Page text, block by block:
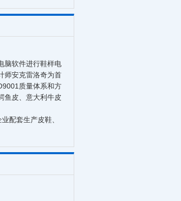
脑软件进行鞋样电
师安克雷洛奇为首
质量体系和方
鱼皮、意大利牛皮
配套生产皮鞋、